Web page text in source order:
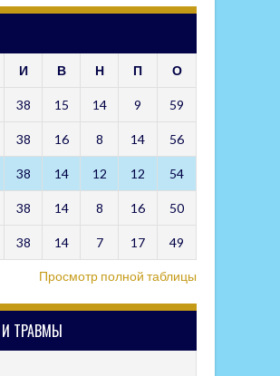
И В Н П О
38 15 14 9 59
38 16 8 14 56
38 14 12 12 54
38 14 8 16 50
38 14 7 17 49
Просмотр полной таблицы
ТРАВМЫ